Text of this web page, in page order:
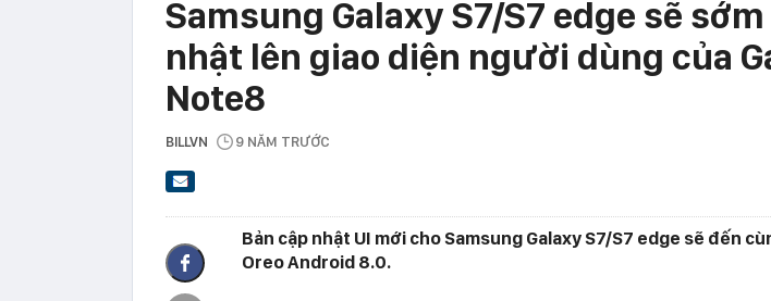
Samsung Galaxy S7/S7 edge sẽ
nhật lên giao diện người dùng của
Note8
BILLVN 9 NĂM TRƯỚC
Bản cập nhật UI mới cho Samsung Galaxy S7/S7 edge sẽ đến
Oreo Android 8.0.